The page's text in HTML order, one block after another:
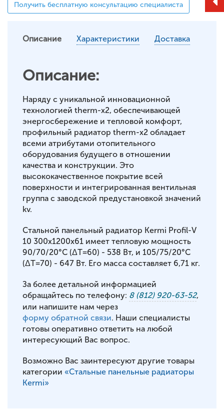
Получить бесплатную консультацию специалиста
Описание Характеристики Доставка
Описание:
Наряду с уникальной инновационной
технологией therm-x2, обеспечивающей
энергосбережение и тепловой комфорт,
профильный радиатор therm-x2 обладает
всеми атрибутами отопительного
оборудования будущего в отношении
качества и конструкции. Это
высококачественное покрытие всей
поверхности и интегрированная вентильная
группа с заводской предустановкой значений
kv.
Стальной панельный радиатор Kermi Profil-V
10 300x1200x61 имеет тепловую мощность
90/70/20°С (ΔT=60) - 538 Вт, и 105/75/20°С
(ΔT=70) - 647 Вт. Его масса составляет 6,71 кг.
За более детальной информацией
обращайтесь по телефону: 8 (812) 920-63-52,
или напишите нам через
форму обратной связи. Наши специалисты
готовы оперативно ответить на любой
интересующий Вас вопрос.
Возможно Вас заинтересуют другие товары
категории «Стальные панельные радиаторы
Kermi»